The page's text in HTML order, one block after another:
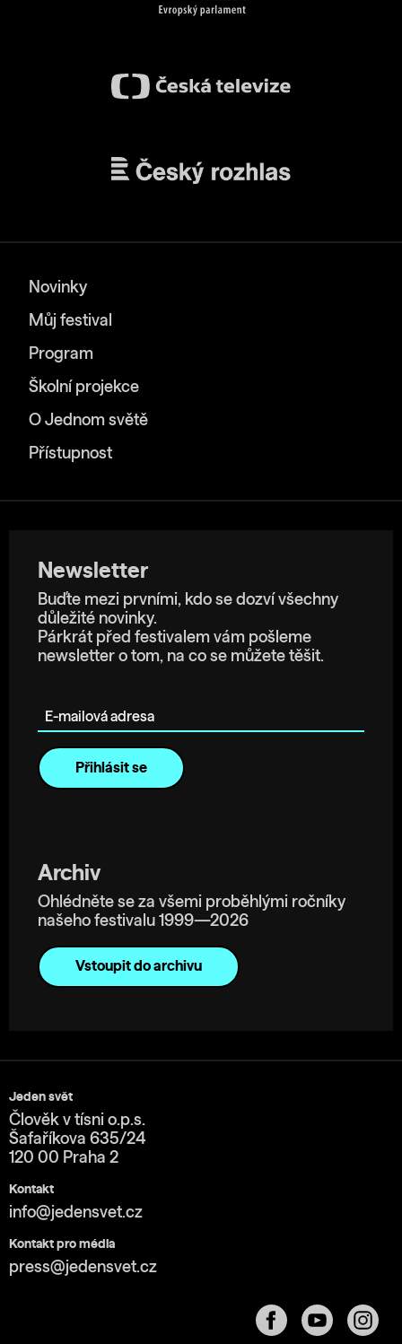
Novinky
Můj festival
Program
Školní projekce
O Jednom světě
Přístupnost
Newsletter
Buďte mezi prvními, kdo se dozví všechny
důležité novinky.
Párkrát před festivalem vám pošleme
newsletter o tom, na co se můžete těšit.
Archiv
Ohlédněte se za všemi proběhlými ročníky
našeho festivalu 1999—2026
Vstoupit do archivu
Jeden svět
Člověk v tísni o.p.s.
Šafaříkova 635/24
120 00 Praha 2
Kontakt
info@jedensvet.cz
Kontakt pro média
press@jedensvet.cz